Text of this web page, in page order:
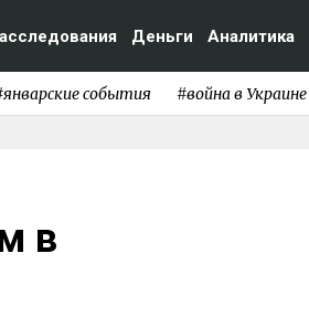
Деньги Аналитика
события #война в Украине
в